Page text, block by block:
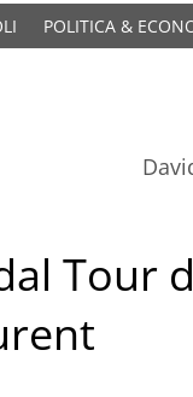
POLITICA &
Tour